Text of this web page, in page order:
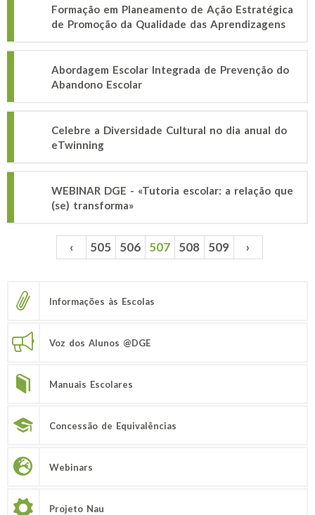
Formação em Planeamento de Ação Estratégica
de Promoção da Qualidade das Aprendizagens
Abordagem Escolar Integrada de Prevenção do
Abandono Escolar
Celebre a Diversidade Cultural no dia anual do
eTwinning
WEBINAR DGE - «Tutoria escolar: a relação que
(se) transforma»
Páginas ‹ 505 506 507 508 509 ›
Informações às Escolas
Voz dos Alunos @DGE
Manuais Escolares
Concessão de Equivalências
Webinars
Projeto Nau